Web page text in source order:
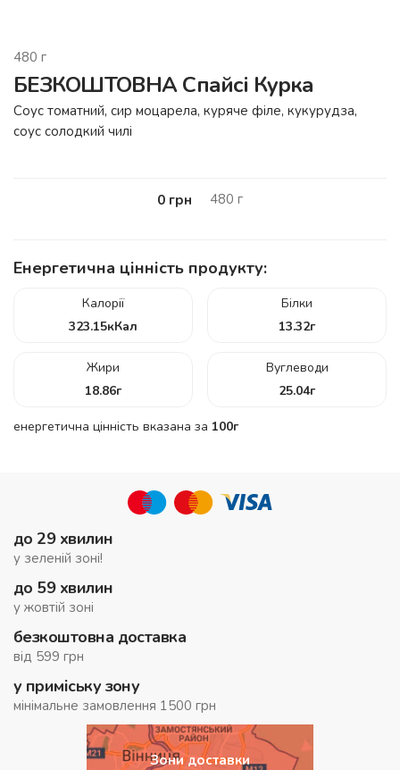
480 г
БЕЗКОШТОВНА Спайсі Курка
Соус томатний, сир моцарела, куряче філе, кукурудза,
соус солодкий чилі
0 грн 480 г
Енергетична цінність продукту:
Калорії
323.15кКал
Білки
13.32г
Жири
18.86г
Вуглеводи
25.04г
енергетична цінність вказана за 100г
до 29 хвилин
у зеленій зоні!
до 59 хвилин
у жовтій зоні
безкоштовна доставка
від 599 грн
у приміську зону
мінімальне замовлення 1500 грн
Зони доставки